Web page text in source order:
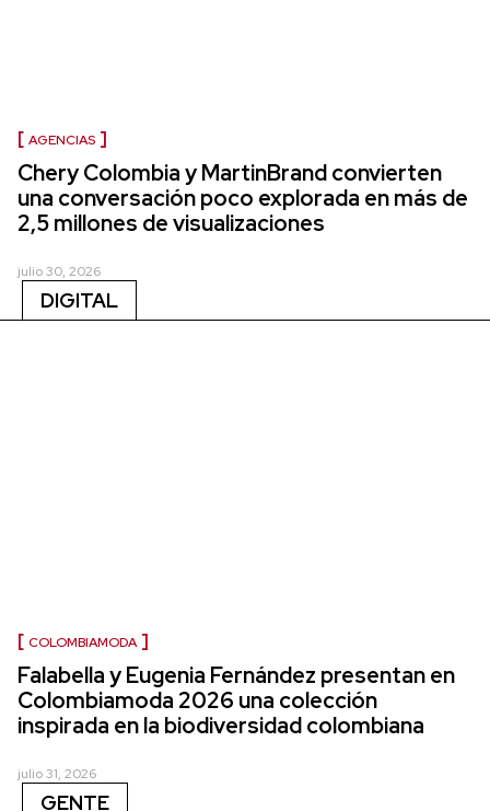
AGENCIAS
Chery Colombia y MartinBrand convierten
una conversación poco explorada en más de
2,5 millones de visualizaciones
julio 30, 2026
DIGITAL
COLOMBIAMODA
Falabella y Eugenia Fernández presentan en
Colombiamoda 2026 una colección
inspirada en la biodiversidad colombiana
julio 31, 2026
GENTE